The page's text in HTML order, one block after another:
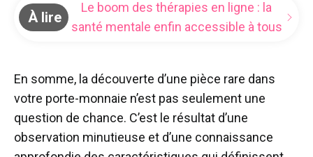
À lire
Le boom des thérapies en ligne : la
santé mentale enfin accessible à tous
En somme, la découverte d’une pièce rare dans
votre porte-monnaie n’est pas seulement une
question de chance. C’est le résultat d’une
observation minutieuse et d’une connaissance